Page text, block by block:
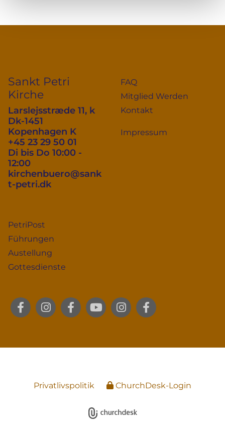
Sankt Petri
Kirche
Larslejsstræde 11, k
Dk-1451
Kopenhagen K
+45 23 29 50 01
Di bis Do 10:00 -
12:00
kirchenbuero@sank
t-petri.dk
FAQ
Mitglied Werden
Kontakt
Impressum
PetriPost
Führungen
Austellung
Gottesdienste
Privatlivspolitik ChurchDesk-Login